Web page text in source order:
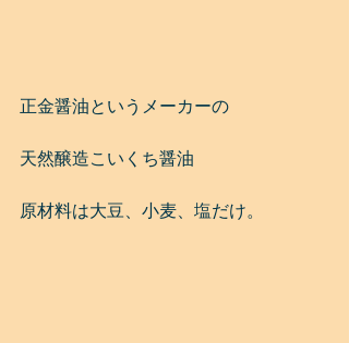
正金醤油というメーカーの
天然醸造こいくち醤油
原材料は大豆、小麦、塩だけ。